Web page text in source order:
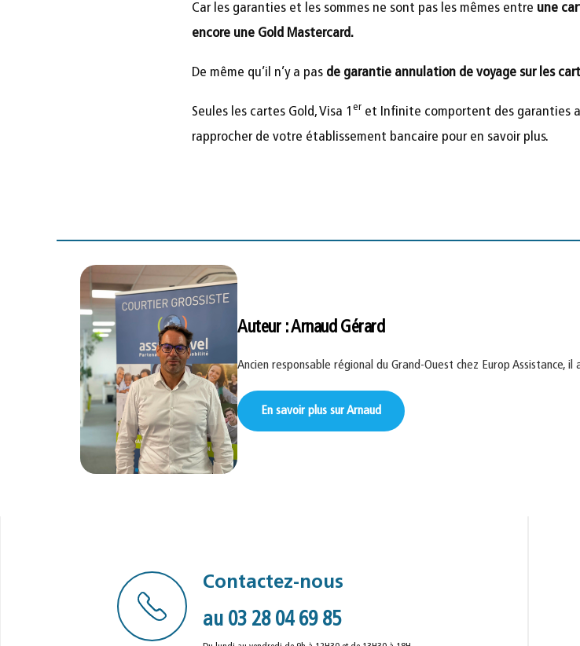
Car les garanties et les sommes ne sont pas les mêmes entre une
encore une Gold Mastercard.
De même qu’il n’y a pas de garantie annulation de voyage sur les
Seules les cartes Gold, Visa 1 er et Infinite comportent des garanties
rapprocher de votre établissement bancaire pour en savoir plus.
Auteur : Arnaud Gérard
Ancien responsable régional du Grand-Ouest chez Europ Assistance,
En savoir plus sur Arnaud
Contactez-nous
au 03 28 04 69 85